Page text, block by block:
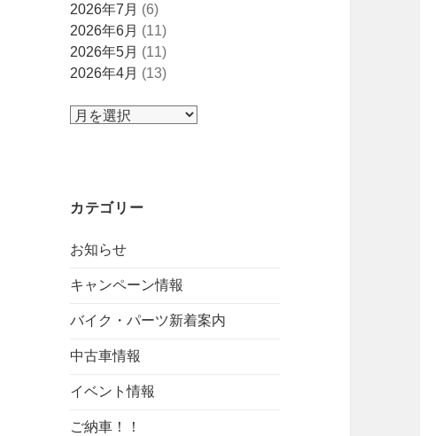
ー
カ
イ
ブ
2026年7月 (6)
2026年6月 (11)
2026年5月 (11)
2026年4月 (13)
カテゴリー
お知らせ
キャンペーン情報
バイク・パーツ新着案内
中古車情報
イベント情報
ご納車！！